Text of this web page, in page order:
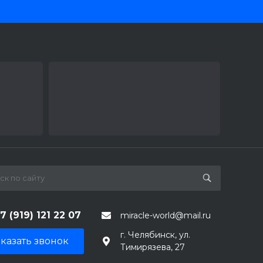
(919) 121 22 07 miracle-world@mail.ru
звонок
г. Челябинск, ул.
Тимирязева, 27